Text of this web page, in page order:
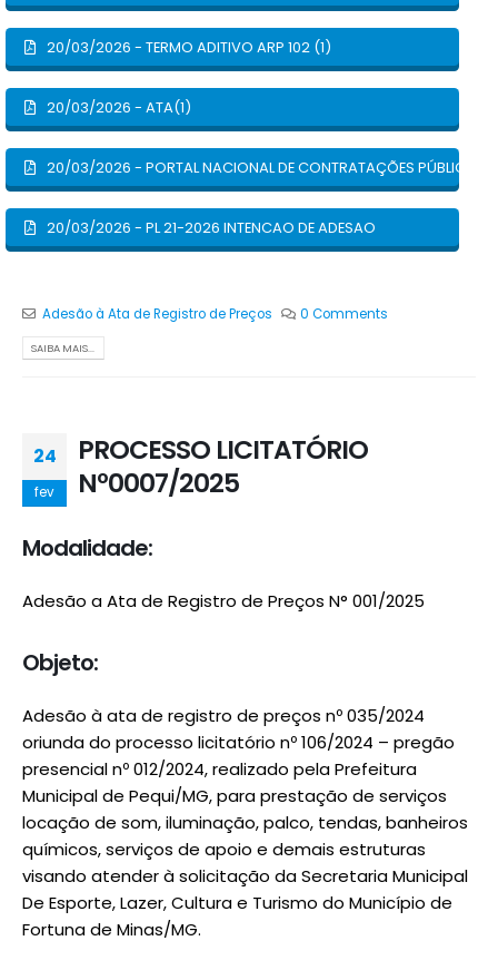
20/03/2026 - TERMO ADITIVO ARP 102 (1)
20/03/2026 - ATA(1)
20/03/2026 - PORTAL NACIONAL DE CONTRATAÇÕES PÚBLICAS
20/03/2026 - PL 21-2026 INTENCAO DE ADESAO
Adesão à Ata de Registro de Preços 0 Comments
SAIBA MAIS...
24
fev
PROCESSO LICITATÓRIO
Nº0007/2025
Modalidade:
Adesão a Ata de Registro de Preços N° 001/2025
Objeto:
Adesão à ata de registro de preços nº 035/2024
oriunda do processo licitatório nº 106/2024 – pregão
presencial nº 012/2024, realizado pela Prefeitura
Municipal de Pequi/MG, para prestação de serviços
locação de som, iluminação, palco, tendas, banheiros
químicos, serviços de apoio e demais estruturas
visando atender à solicitação da Secretaria Municipal
De Esporte, Lazer, Cultura e Turismo do Município de
Fortuna de Minas/MG.